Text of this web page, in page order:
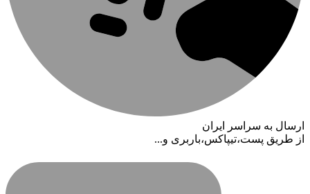
ارسال به سراسر ایران
از طریق پست،تیپاکس،باربری و...